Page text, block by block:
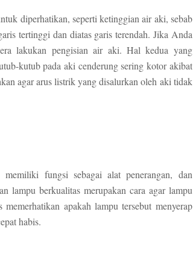
diperhatikan, seperti ketinggian air aki, sebab
tertinggi dan diatas garis terendah. Jika Anda
lakukan pengisian air aki. Hal kedua yang
kutub pada aki cenderung sering kotor akibat
agar arus listrik yang disalurkan oleh aki tidak
fungsi sebagai alat penerangan, dan
lampu berkualitas merupakan cara agar lampu
apakah lampu tersebut menyerap
habis.